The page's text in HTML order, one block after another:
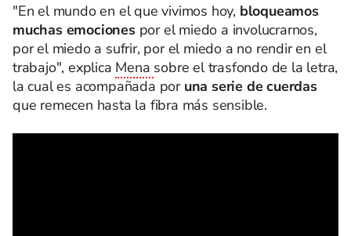
"En el mundo en el que vivimos hoy, bloqueamos
muchas emociones por el miedo a involucrarnos,
por el miedo a sufrir, por el miedo a no rendir en el
trabajo", explica Mena sobre el trasfondo de la letra,
la cual es acompañada por una serie de cuerdas
que remecen hasta la fibra más sensible.